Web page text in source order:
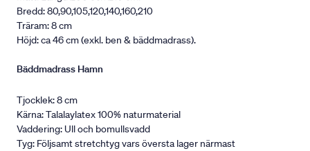
Bredd: 80,90,105,120,140,160,210
Träram: 8 cm
Höjd: ca 46 cm (exkl. ben & bäddmadrass).
Bäddmadrass Hamn
Tjocklek: 8 cm
Kärna: Talalaylatex 100% naturmaterial
Vaddering: Ull och bomullsvadd
Tyg: Följsamt stretchtyg vars översta lager närmast